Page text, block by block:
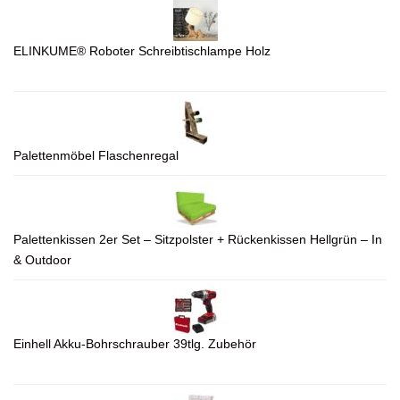
ELINKUME® Roboter Schreibtischlampe Holz
Palettenmöbel Flaschenregal
Palettenkissen 2er Set – Sitzpolster + Rückenkissen Hellgrün – In
& Outdoor
Einhell Akku-Bohrschrauber 39tlg. Zubehör